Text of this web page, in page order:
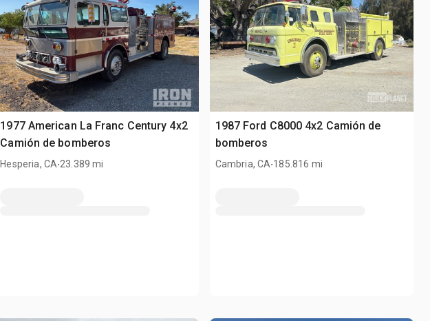
1977 American La Franc Century 4x2
Camión de bomberos
Hesperia, CA.23.389 mi
1987 Ford C8000 4x2 Camión de
bomberos
Cambria, CA.185.816 mi